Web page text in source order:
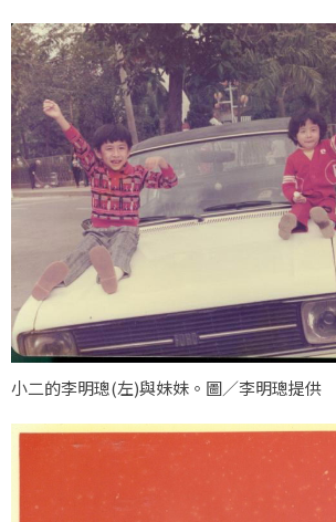
小二的李明璁(左)與妹妹。圖／李明璁提供